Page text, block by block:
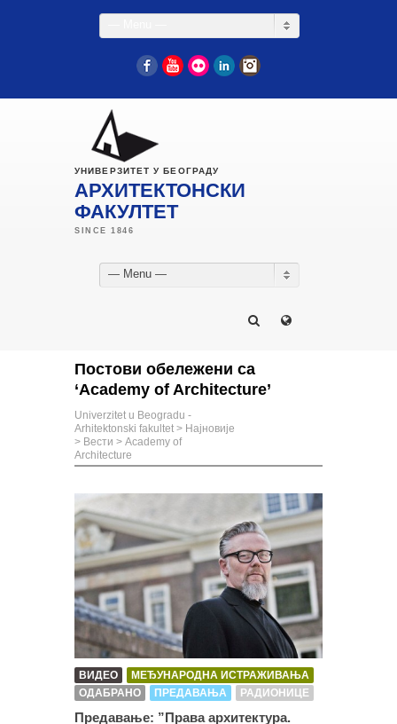
FacebookYouTube
Flickr LinkedIn
УНИВЕРЗИТЕТ У БЕОГРАДУ
АРХИТЕКТОНСКИ
ФАКУЛТЕТ
— Menu —
Постови обележени са
‘Academy of Architecture’
Univerzitet u Beogradu -
Arhitektonski fakultet > Најновије
> Вести > Academy of
Architecture
ВИДЕО
МЕЂУНАРОДНА ИСТРАЖИВАЊА
ОДАБРАНО
ПРЕДАВАЊА РАДИОНИЦЕ
Предавање: ”Права архитектура.